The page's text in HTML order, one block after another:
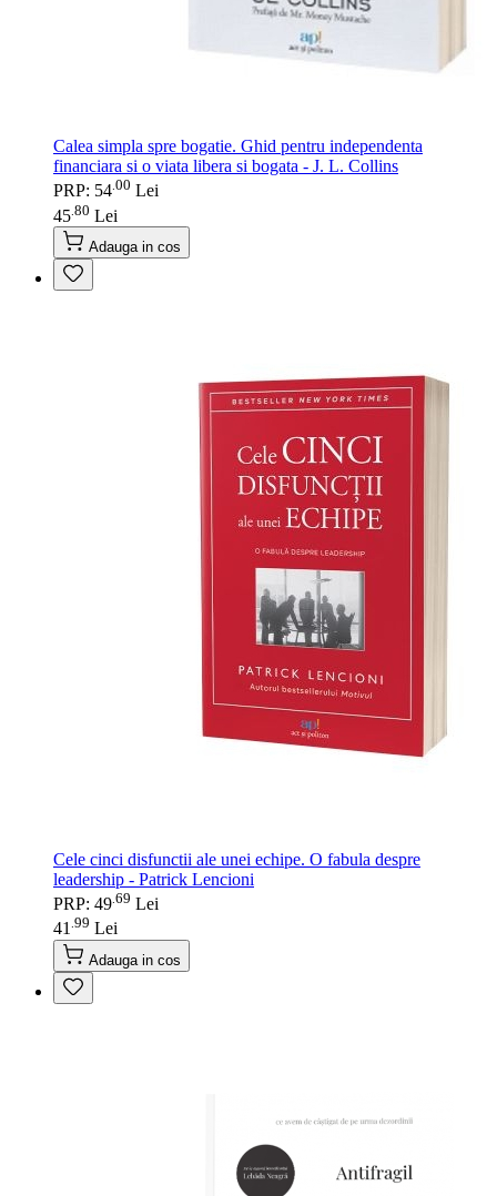
Calea simpla spre bogatie. Ghid pentru independenta
financiara si o viata libera si bogata - J. L. Collins
PRP: 54 00 Lei
45 80 Lei
Adauga in cos
Cele cinci disfunctii ale unei echipe. O fabula despre
leadership - Patrick Lencioni
PRP: 49 69 Lei
41 99 Lei
Adauga in cos